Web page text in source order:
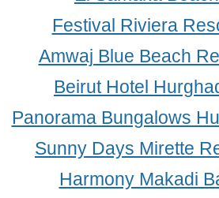
Festival Riviera
Amwaj Blue Beach
Beirut Hotel
Panorama Bungalows
Sunny Days Mirette
Harmony Makadi